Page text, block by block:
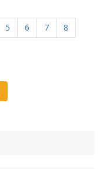
5 6 7
8